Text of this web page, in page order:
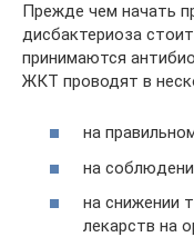
Прежде чем начать
дисбактериоза
принимаются
ЖКТ проводят в
на
на
на снижении
лекарств на